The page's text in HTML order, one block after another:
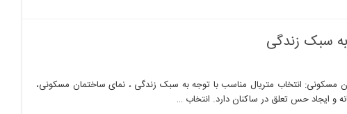
سبک زندگی
انتخاب متریال مناسب با توجه به سبک زندگی ، نمای ساختمان مسکونی،
حس تعلق در ساکنان دارد. انتخاب …